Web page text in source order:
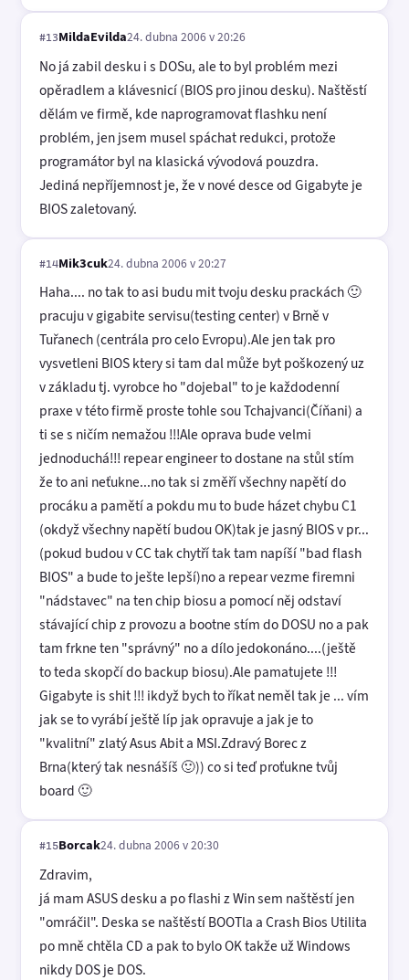
#13MildaEvilda24. dubna 2006 v 20:26
No já zabil desku i s DOSu, ale to byl problém mezi
opěradlem a klávesnicí (BIOS pro jinou desku). Naštěstí
dělám ve firmě, kde naprogramovat flashku není
problém, jen jsem musel spáchat redukci, protože
programátor byl na klasická vývodová pouzdra.
Jediná nepříjemnost je, že v nové desce od Gigabyte je
BIOS zaletovaný.
#14Mik3cuk24. dubna 2006 v 20:27
Haha.... no tak to asi budu mit tvoju desku prackách 🙂
pracuju v gigabite servisu(testing center) v Brně v
Tuřanech (centrála pro celo Evropu).Ale jen tak pro
vysvetleni BIOS ktery si tam dal může byt poškozený uz
v základu tj. vyrobce ho "dojebal" to je každodenní
praxe v této firmě proste tohle sou Tchajvanci(Číňani) a
ti se s ničím nemažou !!!Ale oprava bude velmi
jednoduchá!!! repear engineer to dostane na stůl stím
že to ani neťukne...no tak si změří všechny napětí do
procáku a pamětí a pokdu mu to bude házet chybu C1
(okdyž všechny napětí budou OK)tak je jasný BIOS v pr...
(pokud budou v CC tak chytří tak tam napíší "bad flash
BIOS" a bude to ješte lepší)no a repear vezme firemni
"nádstavec" na ten chip biosu a pomocí něj odstaví
stávající chip z provozu a bootne stím do DOSU no a pak
tam frkne ten "správný" no a dílo jedokonáno....(ještě
to teda skopčí do backup biosu).Ale pamatujete !!!
Gigabyte is shit !!! ikdyž bych to říkat neměl tak je ... vím
jak se to vyrábí ještě líp jak opravuje a jak je to
"kvalitní" zlatý Asus Abit a MSI.Zdravý Borec z
Brna(který tak nesnášíš 🙂)) co si teď proťukne tvůj
board 🙂
#15Borcak24. dubna 2006 v 20:30
Zdravim,
já mam ASUS desku a po flashi z Win sem naštěstí jen
"omráčil". Deska se naštěstí BOOTla a Crash Bios Utilita
po mně chtěla CD a pak to bylo OK takže už Windows
nikdy DOS je DOS.